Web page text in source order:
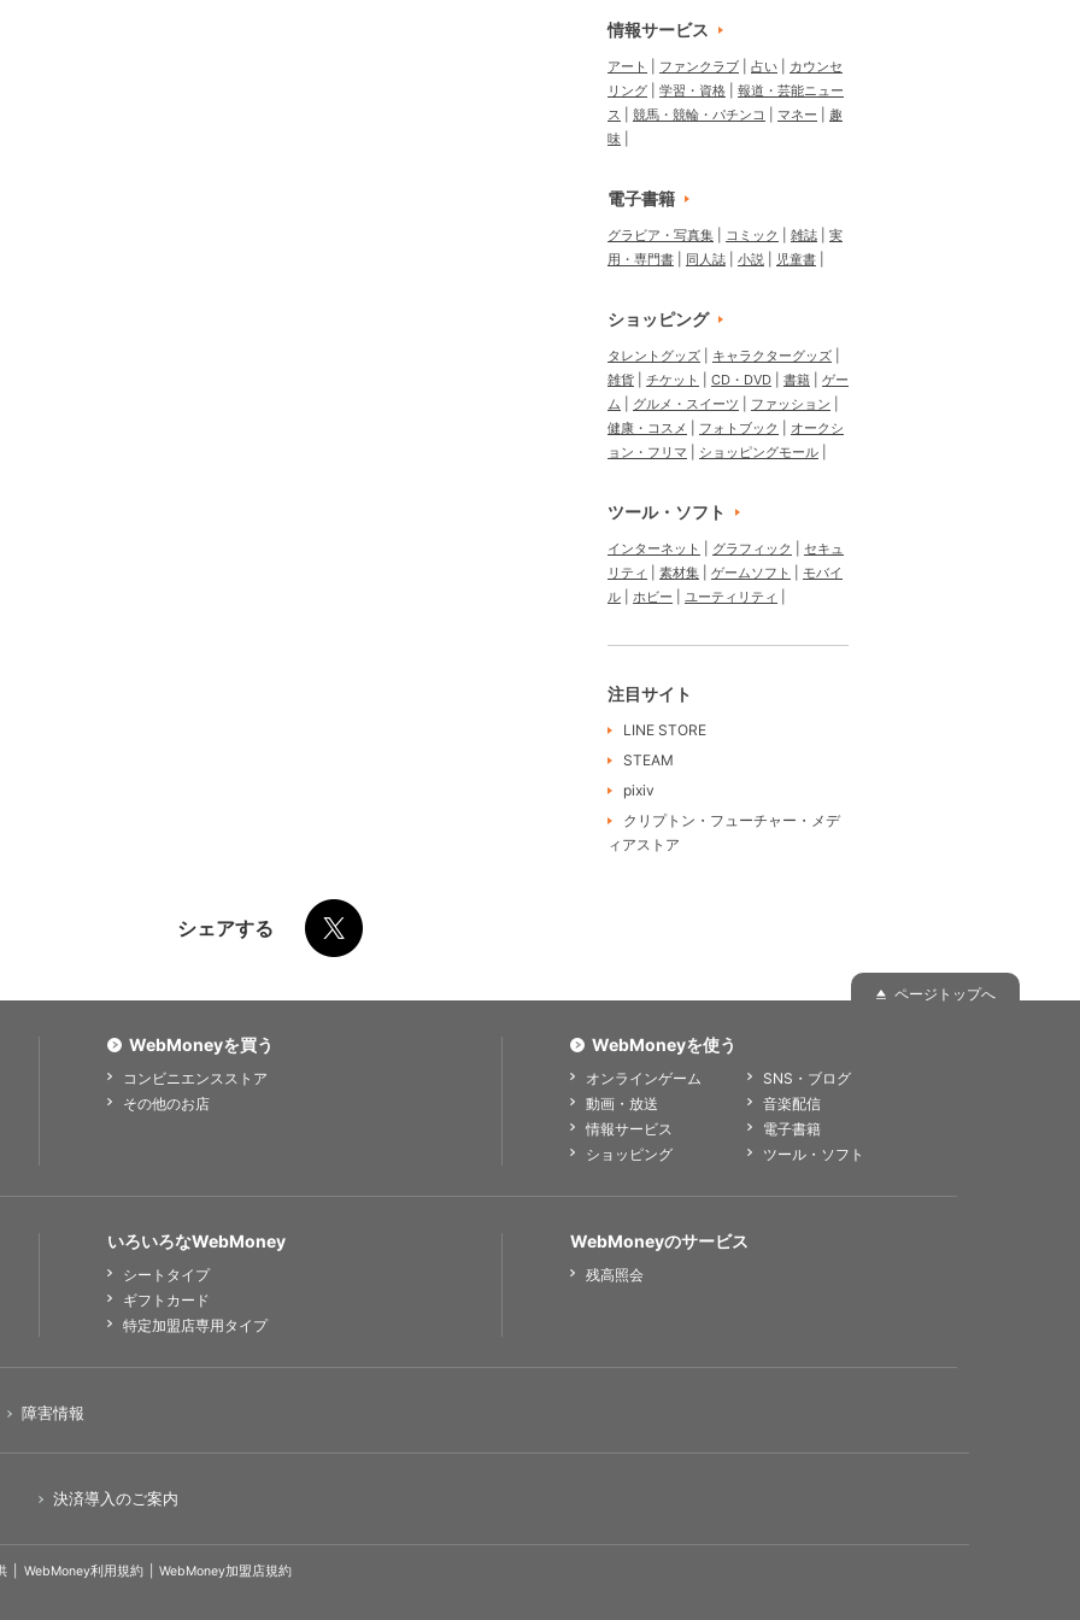
情報サービス
アート ファンクラブ 占い
カウンセ
リング
学習・資格
報道・芸能ニュー
ス
競馬・競輪・パチンコ マネー
趣
味
電子書籍
グラビア・写真集 コミック 雑誌
実
用・専門書
同人誌 小説 児童書
ショッピング
タレントグッズ
キャラクターグッズ
雑貨
チケット CD・DVD 書籍
ゲー
ム
グルメ・スイーツ
ファッション
健康・コスメ
フォトブック
オークシ
ョン・フリマ
ショッピングモール
ツール・ソフト
インターネット グラフィック
セキュ
リティ
素材集 ゲームソフト
モバイ
ル
ホビー ユーティリティ
注目サイト
LINE STORE
STEAM
pixiv
クリプトン・フューチャー・メデ
ィアストア
シェアする
ページトップへ
WebMoneyを買う
コンビニエンスストア
その他のお店
WebMoneyを使う
オンラインゲーム
SNS・ブログ
動画・放送
音楽配信
情報サービス
電子書籍
ショッピング
ツール・ソフト
いろいろなWebMoney
シートタイプ
ギフトカード
特定加盟店専用タイプ
WebMoneyのサービス
残高照会
障害情報
決済導入のご案内
WebMoney利用規約
WebMoney加盟店規約